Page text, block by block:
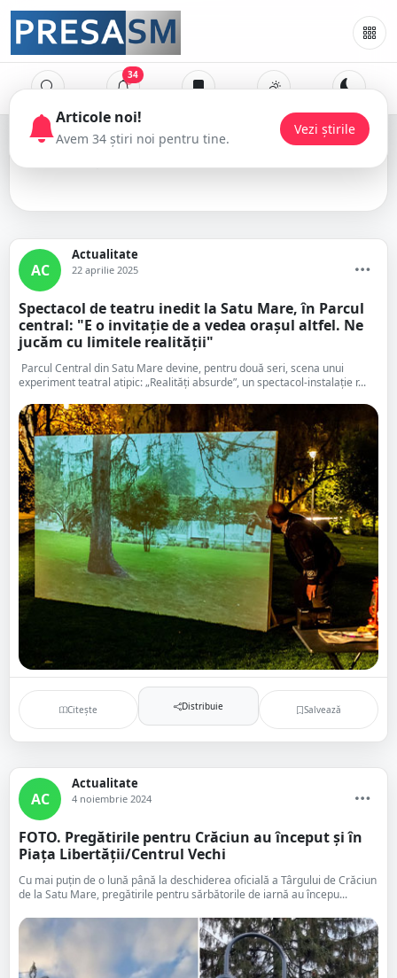
34
Parcul Central
AC
Actualitate
22 aprilie 2025
Spectacol de teatru inedit la Satu Mare, în Parcul
central: "E o invitație de a vedea orașul altfel. Ne
jucăm cu limitele realității"
Parcul Central din Satu Mare devine, pentru două seri, scena unui
experiment teatral atipic: „Realități absurde”, un spectacol-instalație r...
Citește Distribuie Salvează
AC
Actualitate
4 noiembrie 2024
FOTO. Pregătirile pentru Crăciun au început și în
Piața Libertății/Centrul Vechi
Cu mai puțin de o lună până la deschiderea oficială a Târgului de Crăciun
de la Satu Mare, pregătirile pentru sărbătorile de iarnă au începu...